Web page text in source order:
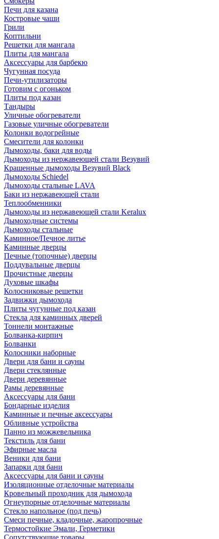
Печи для казана
Костровые чаши
Грили
Коптильни
Решетки для мангала
Плиты для мангала
Аксессуары для барбекю
Чугунная посуда
Печи-утилизаторы
Готовим с огоньком
Плиты под казан
Тандыры
Уличные обогреватели
Газовые уличные обогреватели
Колонки водогрейные
Смесители для колонки
Дымоходы, баки для воды
Дымоходы из нержавеющей стали Везувий
Крашенные дымоходы Везувий Black
Дымоходы Schiedel
Дымоходы стальные LAVA
Баки из нержавеющей стали
Теплообменники
Дымоходы из нержавеющей стали Keralux
Дымоходные системы
Дымоходы стальные
Каминное/Печное литье
Каминные дверцы
Печные (топочные) дверцы
Поддувальные дверцы
Прочистные дверцы
Духовые шкафы
Колосниковые решетки
Задвижки дымохода
Плиты чугунные под казан
Стекла для каминных дверей
Тоннели монтажные
Болванка-кирпич
Болванки
Колосники наборные
Двери для бани и сауны
Двери стеклянные
Двери деревянные
Рамы деревянные
Аксессуары для бани
Бондарные изделия
Каминные и печные аксессуары
Обливные устройства
Панно из можжевельника
Текстиль для бани
Эфирные масла
Веники для бани
Запарки для бани
Аксессуары для бани и сауны
Изоляционные отделочные материалы
Кровельный проходник для дымохода
Огнеупорные отделочные материалы
Стекло напольное (под печь)
Смеси печные, кладочные, жаропрочные
Термостойкие Эмали, Герметики
Сопутствующие товары